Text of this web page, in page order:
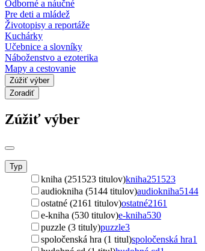
Odborné a náučné
Pre deti a mládež
Životopisy a reportáže
Kuchárky
Učebnice a slovníky
Náboženstvo a ezoterika
Mapy a cestovanie
Zúžiť výber
Zoradiť
Zúžiť výber
Typ
kniha (251523 titulov)kniha251523
audiokniha (5144 titulov)audiokniha5144
ostatné (2161 titulov)ostatné2161
e-kniha (530 titulov)e-kniha530
puzzle (3 tituly)puzzle3
spoločenská hra (1 titul)spoločenská hra1